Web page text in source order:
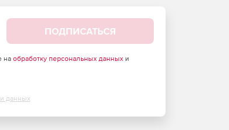
ПОДПИСАТЬСЯ
на обработку персональных данныхи
данных